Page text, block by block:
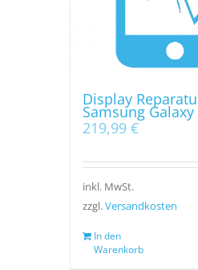
Display
Samsung
219,99 €
inkl. MwSt.
zzgl.Versandkosten
In den
Warenkorb